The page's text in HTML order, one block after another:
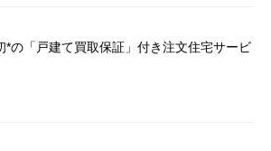
*の「戸建て買取保証」付き注文住宅サービ